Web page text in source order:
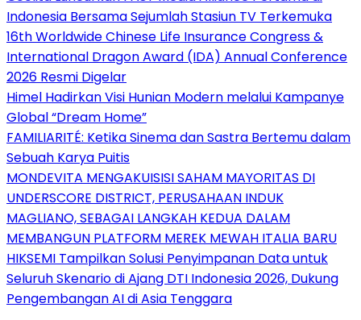
Indonesia Bersama Sejumlah Stasiun TV Terkemuka
16th Worldwide Chinese Life Insurance Congress &
International Dragon Award (IDA) Annual Conference
2026 Resmi Digelar
Himel Hadirkan Visi Hunian Modern melalui Kampanye
Global “Dream Home”
FAMILIARITÉ: Ketika Sinema dan Sastra Bertemu dalam
Sebuah Karya Puitis
MONDEVITA MENGAKUISISI SAHAM MAYORITAS DI
UNDERSCORE DISTRICT, PERUSAHAAN INDUK
MAGLIANO, SEBAGAI LANGKAH KEDUA DALAM
MEMBANGUN PLATFORM MEREK MEWAH ITALIA BARU
HIKSEMI Tampilkan Solusi Penyimpanan Data untuk
Seluruh Skenario di Ajang DTI Indonesia 2026, Dukung
Pengembangan AI di Asia Tenggara